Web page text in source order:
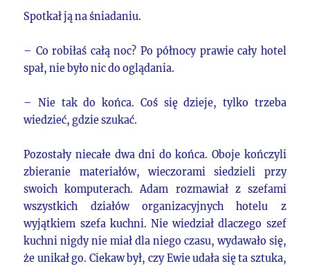
Spotkał ją na śniadaniu.
– Co robiłaś całą noc? Po północy prawie cały hotel
spał, nie było nic do oglądania.
– Nie tak do końca. Coś się dzieje, tylko trzeba
wiedzieć, gdzie szukać.
Pozostały niecałe dwa dni do końca. Oboje kończyli
zbieranie materiałów, wieczorami siedzieli przy
swoich komputerach. Adam rozmawiał z szefami
wszystkich działów organizacyjnych hotelu z
wyjątkiem szefa kuchni. Nie wiedział dlaczego szef
kuchni nigdy nie miał dla niego czasu, wydawało się,
że unikał go. Ciekaw był, czy Ewie udała się ta sztuka,